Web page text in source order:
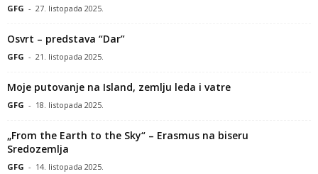
GFG - 27. listopada 2025.
Osvrt – predstava “Dar”
GFG - 21. listopada 2025.
Moje putovanje na Island, zemlju leda i vatre
GFG - 18. listopada 2025.
„From the Earth to the Sky“ – Erasmus na biseru
Sredozemlja
GFG - 14. listopada 2025.